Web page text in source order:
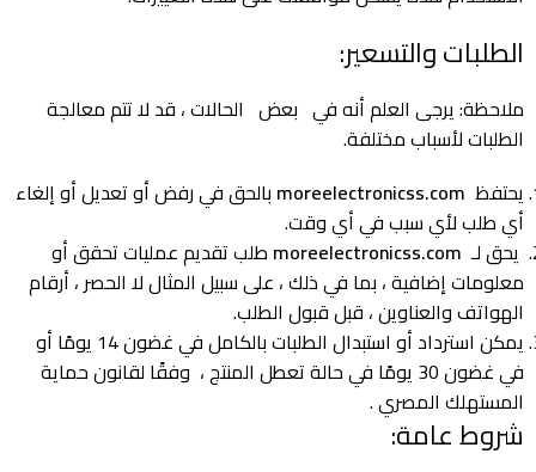
الطلبات والتسعير:
ملاحظة: يرجى العلم أنه في بعض الحالات ، قد لا تتم معالجة
الطلبات لأسباب مختلفة.
يحتفظ moreelectronicss.com بالحق في رفض أو تعديل أو إلغاء
أي طلب لأي سبب في أي وقت.
يحق لـ moreelectronicss.com طلب تقديم عمليات تحقق أو
معلومات إضافية ، بما في ذلك ، على سبيل المثال لا الحصر ، أرقام
الهواتف والعناوين ، قبل قبول الطلب.
يمكن استرداد أو استبدال الطلبات بالكامل في غضون 14 يومًا أو
في غضون 30 يومًا في حالة تعطل المنتج ، وفقًا
لقانون حماية
المستهلك المصري.
شروط عامة: